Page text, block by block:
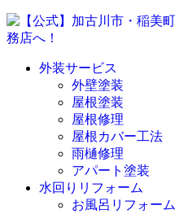
外装サービス
外壁塗装
屋根塗装
屋根修理
屋根カバー工法
雨樋修理
アパート塗装
水回りリフォーム
お風呂リフォーム